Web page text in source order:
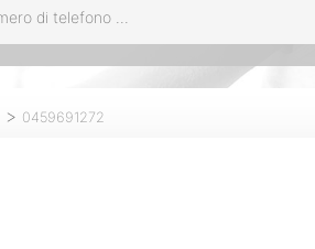
> 0459691272